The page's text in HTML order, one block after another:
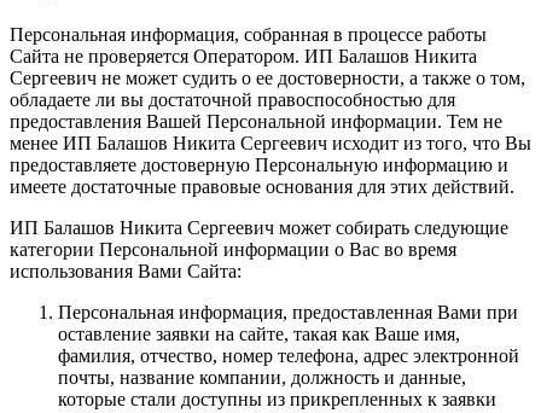
Персональная информация, собранная в процессе работы
Сайта не проверяется Оператором. ИП Балашов Никита
Сергеевич не может судить о ее достоверности, а также о том,
обладаете ли вы достаточной правоспособностью для
предоставления Вашей Персональной информации. Тем не
менее ИП Балашов Никита Сергеевич исходит из того, что Вы
предоставляете достоверную Персональную информацию и
имеете достаточные правовые основания для этих действий.
ИП Балашов Никита Сергеевич может собирать следующие
категории Персональной информации о Вас во время
использования Вами Сайта:
Персональная информация, предоставленная Вами при
оставление заявки на сайте, такая как Ваше имя,
фамилия, отчество, номер телефона, адрес электронной
почты, название компании, должность и данные,
которые стали доступны из прикрепленных к заявки